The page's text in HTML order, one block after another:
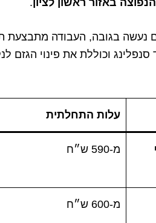
הנפוצה באזור ראשון לציון.
נעשה בגובה, העבודה מתבצעת
סנפלינג וכוללת את פינוי הגזם
עלות התחלתית
מ-590 ש״ח
מ-600 ש״ח